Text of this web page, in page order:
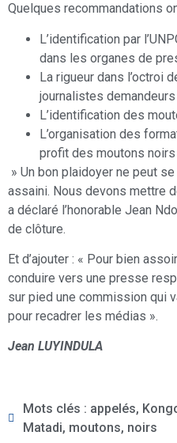
Quelques recommandations
L’identification par
dans les organes de
La rigueur dans l’octroi
journalistes demandeurs
L’identification des
L’organisation des
profit des moutons
» Un bon plaidoyer ne peut
assaini. Nous devons mettre
a déclaré l’honorable Jean
de clôture.
Et d’ajouter : « Pour bien
conduire vers une presse
sur pied une commission qui
pour recadrer les médias ».
Jean LUYINDULA
Mots clés : appelés,
Matadi, moutons, noirs